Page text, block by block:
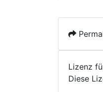
Lizenz
Diese